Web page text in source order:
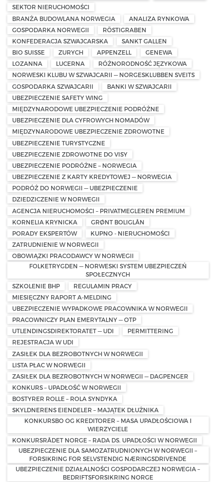
SEKTOR NIERUCHOMOŚCI
BRANŻA BUDOWLANA NORWEGIA
ANALIZA RYNKOWA
GOSPODARKA NORWEGII
RÖSTIGRABEN
KONFEDERACJA SZWAJCARSKA
SANKT GALLEN
BIO SUISSE
ZURYCH APPENZELL
GENEWA
LOZANNA
LUCERNA
RÓŻNORODNOŚĆ JĘZYKOWA
NORWESKI KLUBU W SZWAJCARII — NORGESKLUBBEN SVEITS
GOSPODARKA SZWAJCARII
BANKI W SZWAJCARII
UBEZPIECZENIE SAFETY WING
MIĘDZYNARODOWE UBEZPIECZENIE PODRÓŻNE
UBEZPIECZENIE DLA CYFROWYCH NOMADÓW
MIĘDZYNARODOWE UBEZPIECZENIE ZDROWOTNE
UBEZPIECZENIE TURYSTYCZNE
UBEZPIECZENIE ZDROWOTNE DO VISY
UBEZPIECZENIE PODRÓŻNE – NORWEGIA
UBEZPIECZENIE Z KARTY KREDYTOWEJ — NORWEGIA
PODRÓŻ DO NORWEGII — UBEZPIECZENIE
DZIEDZICZENIE W NORWEGII
AGENCJA NIERUCHOMOŚCI – PRIVATMEGLEREN PREMIUM
KORNELIA KRYNICKA
GRØNT BOLIGLÅN
PORADY EKSPERTÓW
KUPNO - NIERUCHOMOŚCI
ZATRUDNIENIE W NORWEGII
OBOWIĄZKI PRACODAWCY W NORWEGII
FOLKETRYGDEN — NORWESKI SYSTEM UBEZPIECZEŃ
SPOŁECZNYCH
SZKOLENIE BHP
REGULAMIN PRACY
MIESIĘCZNY RAPORT A-MELDING
UBEZPIECZENIE WYPADKOWE PRACOWNIKA W NORWEGII
PRACOWNICZY PLAN EMERYTALNY — OTP
UTLENDINGSDIREKTORATET — UDI
PERMITTERING
REJESTRACJA W UDI
ZASIŁEK DLA BEZROBOTNYCH W NORWEGII
LISTA PŁAC W NORWEGII
ZASIŁEK DLA BEZROBOTNYCH W NORWEGII — DAGPENGER
KONKURS – UPADŁOŚĆ W NORWEGII
BOSTYRER ROLLE – ROLA SYNDYKA
SKYLDNERENS EIENDELER – MAJĄTEK DŁUŻNIKA
KONKURSBO OG KREDITORER – MASA UPADŁOŚCIOWA I
WIERZYCIELE
KONKURSRÅDET NORGE – RADA DS. UPADŁOŚCI W NORWEGII
UBEZPIECZENIE DLA SAMOZATRUDNIONYCH W NORWEGII –
FORSIKRING FOR SELVSTENDIG NÆRINGSDRIVENDE
UBEZPIECZENIE DZIAŁALNOŚCI GOSPODARCZEJ NORWEGIA –
BEDRIFTSFORSIKRING NORGE